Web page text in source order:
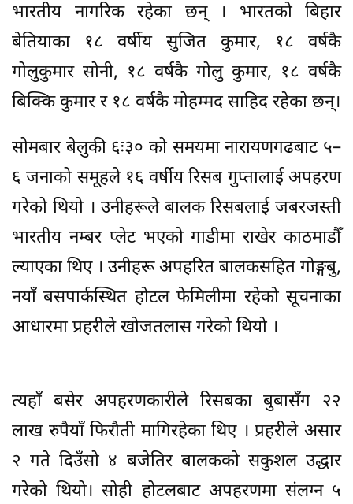
भारतीय नागरिक रहेका छन् । भारतको बिहार
बेतियाका १८ वर्षीय सुजित कुमार, १८ वर्षकै
गोलुकुमार सोनी, १८ वर्षकै गोलु कुमार, १८ वर्षकै
बिक्कि कुमार र १८ वर्षकै मोहम्मद साहिद रहेका छन्।
सोमबार बेलुकी ६ः३० को समयमा नारायणगढबाट ५–
६ जनाको समूहले १६ वर्षीय रिसब गुप्तालाई अपहरण
गरेको थियो । उनीहरूले बालक रिसबलाई जबरजस्ती
भारतीय नम्बर प्लेट भएको गाडीमा राखेर काठमाडौँ
ल्याएका थिए । उनीहरू अपहरित बालकसहित गोङ्गबु,
नयाँ बसपार्कस्थित होटल फेमिलीमा रहेको सूचनाका
आधारमा प्रहरीले खोजतलास गरेको थियो ।
त्यहाँ बसेर अपहरणकारीले रिसबका बुबासँग २२
लाख रुपैयाँ फिरौती मागिरहेका थिए । प्रहरीले असार
२ गते दिउँसो ४ बजेतिर बालकको सकुशल उद्धार
गरेको थियो। सोही होटलबाट अपहरणमा संलग्न ५